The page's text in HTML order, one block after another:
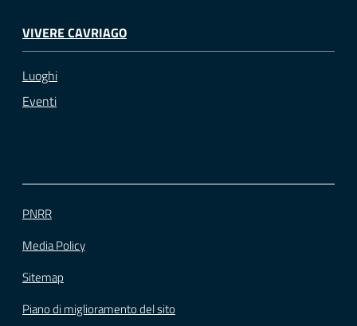
VIVERE CAVRIAGO
Luoghi
Eventi
PNRR
Media Policy
Sitemap
Piano di miglioramento del sito